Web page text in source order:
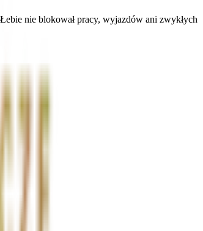
nie blokował pracy, wyjazdów ani zwykłych